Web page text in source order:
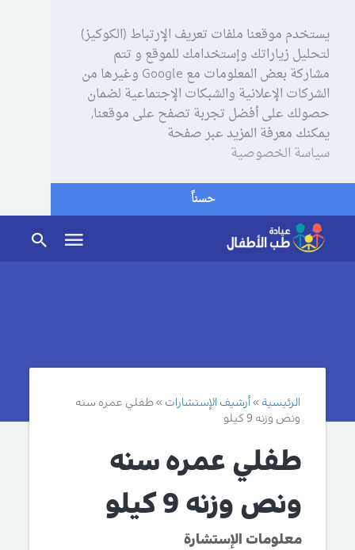
يستخدم موقعنا ملفات تعريف الإرتباط (الكوكيز)
لتحليل زياراتك وإستخدامك للموقع و تتم
مشاركة بعض المعلومات مع Google وغيرها من
الشركات الإعلانية والشبكات الإجتماعية لضمان
حصولك على أفضل تجربة تصفح على موقعنا,
يمكنك معرفة المزيد عبر صفحة
سياسة الخصوصية
حسناً
الرئيسية أرشيف الإستشارات
طفلي عمره سنه
ونص وزنه 9 كيلو
طفلي عمره سنه
ونص وزنه 9 كيلو
معلومات الإستشارة